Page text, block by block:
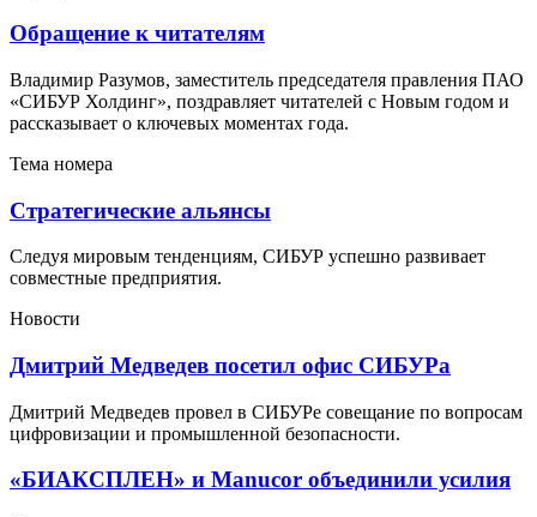
Обращение к читателям
Владимир Разумов, заместитель председателя правления ПАО
«СИБУР Холдинг», поздравляет читателей с Новым годом и
рассказывает о ключевых моментах года.
Тема номера
Стратегические альянсы
Следуя мировым тенденциям, СИБУР успешно развивает
совместные предприятия.
Новости
Дмитрий Медведев посетил офис СИБУРа
Дмитрий Медведев провел в СИБУРе совещание по вопросам
цифровизации и промышленной безопасности.
«БИАКСПЛЕН» и Manucor объединили усилия